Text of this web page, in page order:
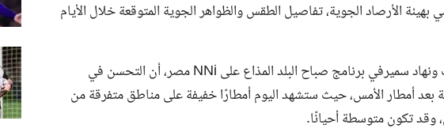
الأرصاد الجوية، تفاصيل الطقس والظواهر الجوية المتوقعة خلال الأيام
وأكد خلال مداخلة هاتفية مع الإعلامي أحمد دياب ونهاد سميرفي برنامج صباح البلد المذاع على NNi مصر، أن التحسن في
بعد أمطار الأمس، حيث ستشهد اليوم أمطارًا خفيفة على مناطق متفرقة من
وقد تكون متوسطة أحيانًا.